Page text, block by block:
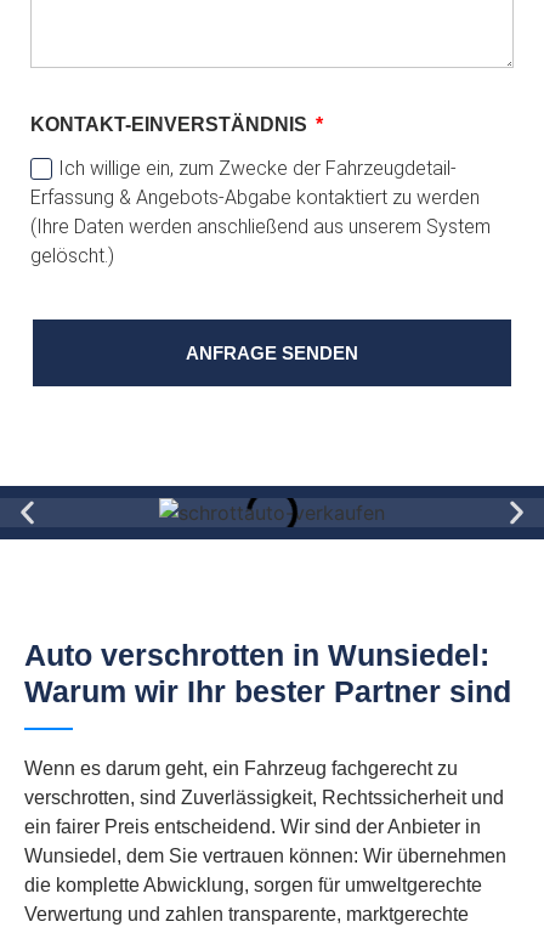
KONTAKT-EINVERSTÄNDNIS
Ich willige ein, zum Zwecke der Fahrzeugdetail-
Erfassung & Angebots-Abgabe kontaktiert zu werden
(Ihre Daten werden anschließend aus unserem System
gelöscht.)
ANFRAGE SENDEN
Auto verschrotten in Wunsiedel:
Warum wir Ihr bester Partner sind
Wenn es darum geht, ein Fahrzeug fachgerecht zu
verschrotten, sind Zuverlässigkeit, Rechtssicherheit und
ein fairer Preis entscheidend. Wir sind der Anbieter in
Wunsiedel, dem Sie vertrauen können: Wir übernehmen
die komplette Abwicklung, sorgen für umweltgerechte
Verwertung und zahlen transparente, marktgerechte